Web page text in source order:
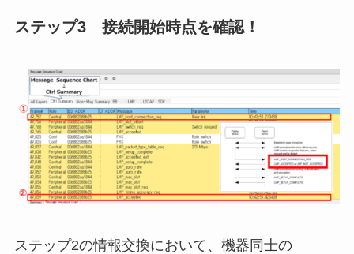
ステップ3 接続開始時点を確認！
ステップ2の情報交換において、機器同士の